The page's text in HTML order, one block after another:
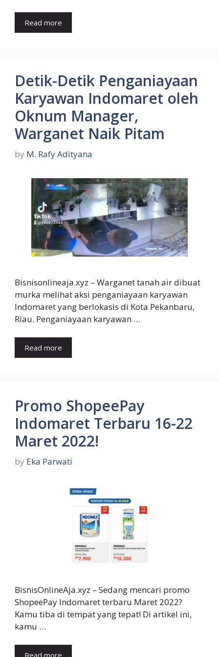
Read more
Detik-Detik Penganiayaan
Karyawan Indomaret oleh
Oknum Manager,
Warganet Naik Pitam
by M. Rafy Adityana
Bisnisonlineaja.xyz – Warganet tanah air dibuat
murka melihat aksi penganiayaan karyawan
Indomaret yang berlokasis di Kota Pekanbaru,
Riau. Penganiayaan karyawan …
Read more
Promo ShopeePay
Indomaret Terbaru 16-22
Maret 2022!
by Eka Parwati
BisnisOnlineAja.xyz – Sedang mencari promo
ShopeePay Indomaret terbaru Maret 2022?
Kamu tiba di tempat yang tepat! Di artikel ini,
kamu …